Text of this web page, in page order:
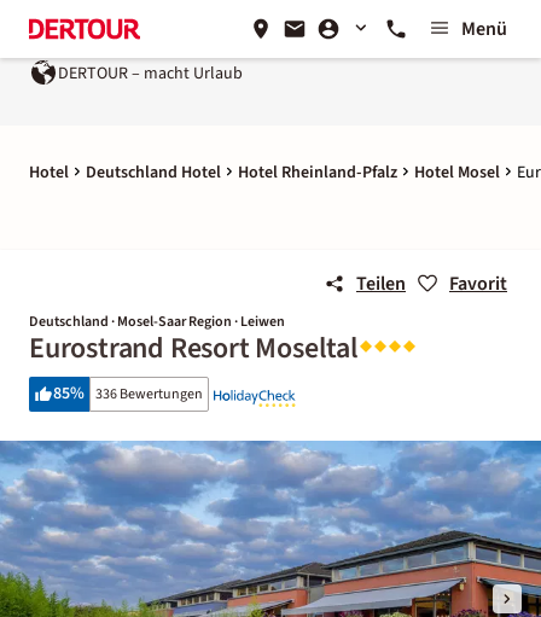
Menü
– macht Urlaub
Hotel Deutschland Hotel Hotel Rheinland-Pfalz Hotel Mosel
Teilen Favorit
Deutschland · Mosel-Saar Region · Leiwen
Eurostrand Resort Moseltal
85% 336 Bewertungen